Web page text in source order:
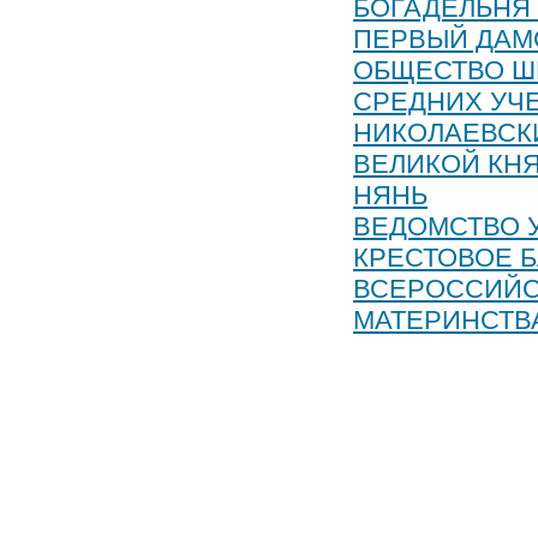
ПЕРВЫЙ
ОБЩЕСТВО
СРЕДНИХ
ВЕЛИКОЙ
НЯНЬ
ВЕДОМСТВО
КРЕСТОВОЕ